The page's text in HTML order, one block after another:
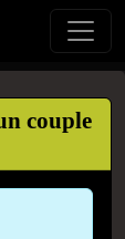
couple